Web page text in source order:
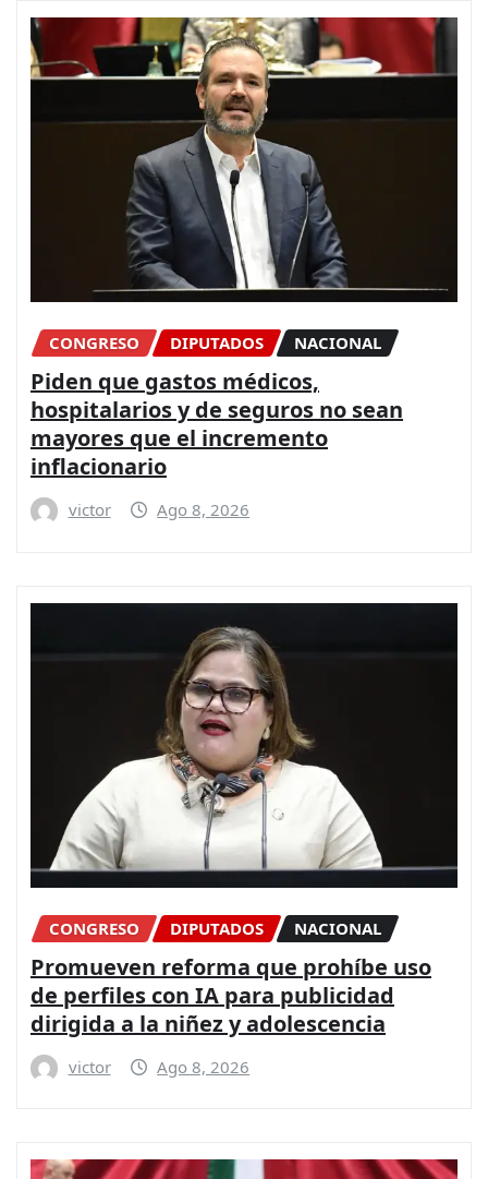
CONGRESO DIPUTADOS NACIONAL
Piden que gastos médicos,
hospitalarios y de seguros no sean
mayores que el incremento
inflacionario
victor Ago 8, 2026
CONGRESO DIPUTADOS NACIONAL
Promueven reforma que prohíbe uso
de perfiles con IA para publicidad
dirigida a la niñez y adolescencia
victor Ago 8, 2026